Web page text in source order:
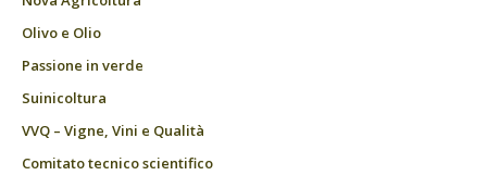
Olivo e Olio
Passione in verde
Suinicoltura
VVQ – Vigne, Vini e Qualità
Comitato tecnico scientifico